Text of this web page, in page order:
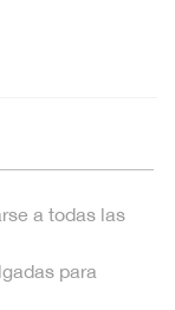
a todas las
para